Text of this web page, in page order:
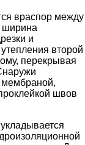
враспор между
ширина
и
второй
перекрывая
мембраной,
швов